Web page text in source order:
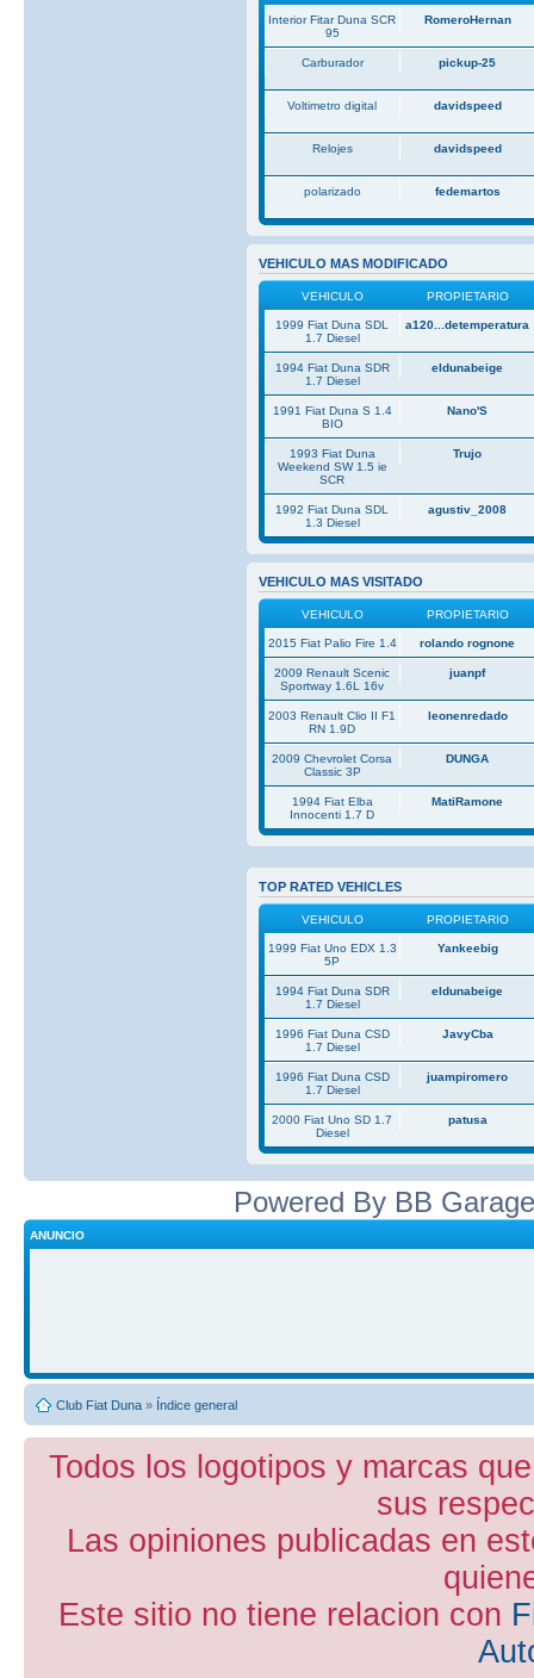
Interior Fitar Duna SCR
95
RomeroHernan
Carburador pickup-25
Voltimetro digital davidspeed
Relojes davidspeed
polarizado fedemartos
VEHICULO MAS MODIFICADO
VEHICULO PROPIETARIO
1999 Fiat Duna SDL
1.7 Diesel
a120...detemperatura
1994 Fiat Duna SDR
1.7 Diesel
eldunabeige
1991 Fiat Duna S 1.4
BIO
Nano'S
1993 Fiat Duna
Weekend SW 1.5 ie
SCR
Trujo
1992 Fiat Duna SDL
1.3 Diesel
agustiv_2008
VEHICULO MAS VISITADO
VEHICULO PROPIETARIO
2015 Fiat Palio Fire 1.4 rolando rognone
2009 Renault Scenic
Sportway 1.6L 16v
juanpf
2003 Renault Clio II F1
RN 1.9D
leonenredado
2009 Chevrolet Corsa
Classic 3P
DUNGA
1994 Fiat Elba
Innocenti 1.7 D
MatiRamone
TOP RATED VEHICLES
VEHICULO PROPIETARIO
1999 Fiat Uno EDX 1.3
5P
Yankeebig
1994 Fiat Duna SDR
1.7 Diesel
eldunabeige
1996 Fiat Duna CSD
1.7 Diesel
JavyCba
1996 Fiat Duna CSD
1.7 Diesel
juampiromero
2000 Fiat Uno SD 1.7
Diesel
patusa
Powered By BB
ANUNCIO
Club Fiat Duna » Índice general
Todos los logotipos y marcas
sus
Las opiniones publicadas en
Este sitio no tiene relacion con